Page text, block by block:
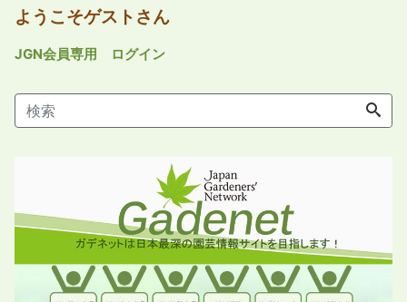
ようこそゲストさん
JGN会員専用 ログイン